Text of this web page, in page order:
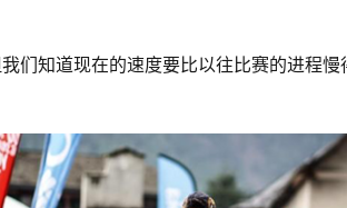
们知道现在的速度要比以往比赛的进程